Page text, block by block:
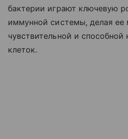
бактерии играют ключевую
иммунной системы, делая ее
чувствительной и способной
клеток.